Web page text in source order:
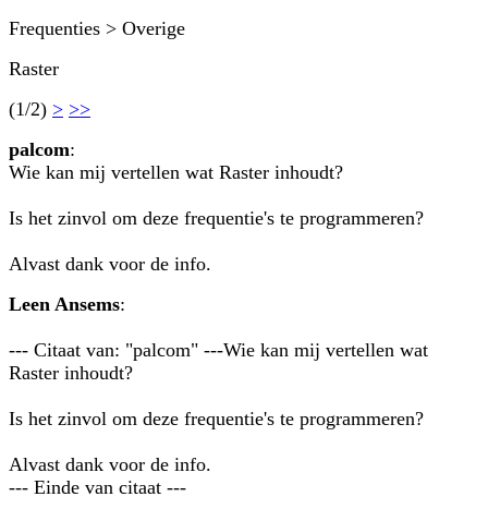
Frequenties > Overige
Raster
(1/2) > >>
palcom:
Wie kan mij vertellen wat Raster inhoudt?
Is het zinvol om deze frequentie's te programmeren?
Alvast dank voor de info.
Leen Ansems:
--- Citaat van: "palcom" ---Wie kan mij vertellen wat
Raster inhoudt?
Is het zinvol om deze frequentie's te programmeren?
Alvast dank voor de info.
--- Einde van citaat ---